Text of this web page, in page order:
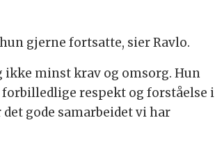
gjerne fortsatte, sier Ravlo.
minst krav og omsorg. Hun
respekt og forståelse i
gode samarbeidet vi har